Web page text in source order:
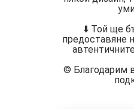
⬇️ Той ще
предоставяне
©️ Благодарим